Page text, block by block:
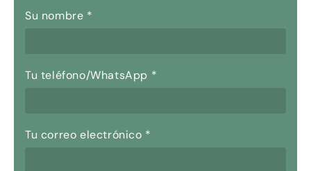
Su nombre *
Tu teléfono/WhatsApp *
Tu correo electrónico *